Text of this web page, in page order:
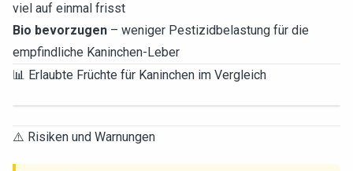
viel auf einmal frisst
Bio bevorzugen – weniger Pestizidbelastung für die
empfindliche Kaninchen-Leber
📊 Erlaubte Früchte für Kaninchen im Vergleich
⚠️ Risiken und Warnungen